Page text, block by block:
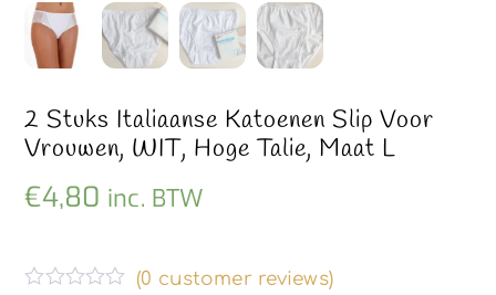
2 Stuks Italiaanse Katoenen Slip Voor
Vrouwen, WIT, Hoge Talie, Maat L
€4,80 inc. BTW
(0 customer reviews)